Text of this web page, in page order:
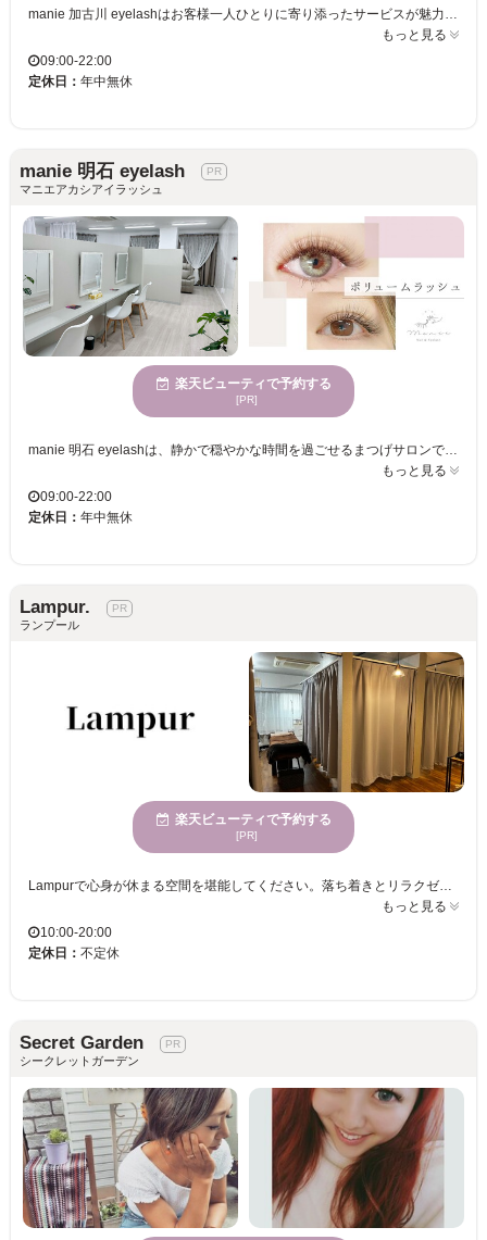
manie 加古川 eyelashはお客様一人ひとりに寄り添ったサービスが魅力のまつげサロンです。静かで穏やかな時間を過ごせるため、リラックスしたい方にぴったり。経験豊富なスタッフが、【まつげ】エクステで自まつげに負担をかけずに目元を美しく演出します。目力をアップさせたい方には特におすすめです。そして、トレンドのアイブロウやネイルメニューでは、最新技術を用いた施術をご提供。ネイルは自爪を 傷めないフィルイン施術で、お気に入りのデザインも持ち込むことができます。居心地の良さから【別府駅から車で2分】の立地に訪れる多様な年齢層の方々に愛され、家族みんなで通えるのも嬉しいポイントです。ぜひmanie 加古川 eyelashで新しい自分を発見してください。
もっと見る
09:00-22:00
定休日： 年中無休
manie 明石 eyelash
マニエアカシアイラッシュ
楽天ビューティで予約する
[PR]
manie 明石 eyelashは、静かで穏やかな時間を過ごせるまつげサロンです。様々な年齢の方々にご利用いただいています。当サロンは明石駅から徒歩5分でアクセスも抜群。完全個室のプライベートサロンで、まつげだけでなく、眉毛やネイルの同時施術も可能です。特殊な0.05mmのエクステを使用した3DボリュームラッシュやLEDエクステは、お客様の自まつげに負担をかけずに目元の印象を劇的に変えることができます。まつ毛が少ない方も、目力を上げたい方も満足いただける仕上がりです。多彩なデザインで自分に最適なスタイルを見つけられ、リピートしたくなること間違いなしです。お子様連れやクレジットカードでのお支払いも歓迎しています。
もっと見る
09:00-22:00
定休日： 年中無休
Lampur.
ランプール
楽天ビューティで予約する
[PR]
Lampurで心身が休まる空間を堪能してください。落ち着きとリラクゼーションを兼ね備えた空間で、日常のストレスを忘れ、お客様一人一人に合ったケアを提供しています。当サロンは、マンツーマンの丁寧なカウンセリングと施術で、お客様が理想とするまつげの美しさを引き出します。個室での施術も可能なので、他の目を気にせずリラックスできます。多様な年齢の方々に支持されており、お財布に優しい価格で何度でも通いやすいのが魅力の一つです。技術に裏打ちされた安心感と、心地よいサービスで、皆様をお待ちしております。男性も歓迎していますので、ぜひ一度Lampurへ。お支払いにはクレジットカードもご利用いただけます。
もっと見る
10:00-20:00
定休日： 不定休
Secret Garden
シークレットガーデン